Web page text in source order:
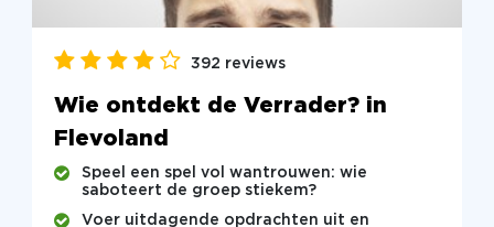
392 reviews
Wie ontdekt de Verrader? in
Flevoland
Speel een spel vol wantrouwen: wie
saboteert de groep stiekem?
Voer uitdagende opdrachten uit en